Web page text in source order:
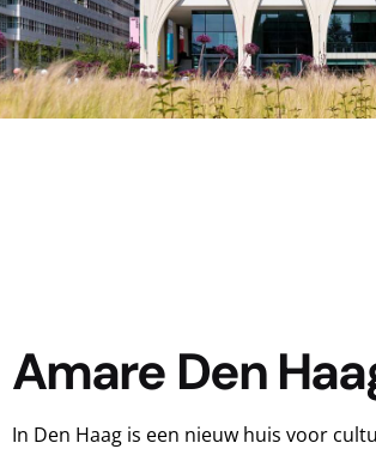
Amare Den
In Den Haag is een nieuw huis voor